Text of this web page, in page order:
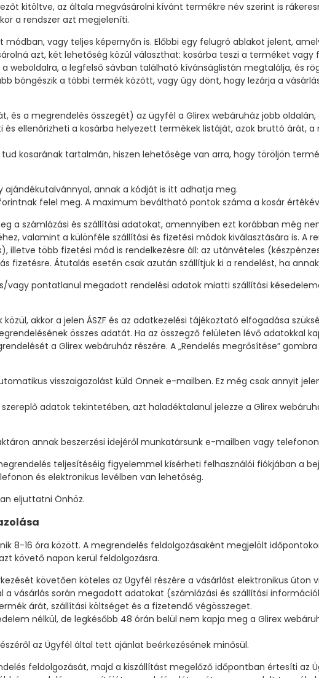
kitöltve, az általa megvásárolni kívánt termékre név szerint is
a rendszer azt megjeleníti.
vagy teljes képernyőn is. Előbbi egy felugró ablakot jelent,
azt, két lehetőség közül választhat: kosárba teszi a terméket vagy
weboldalra, a legfelső sávban található kívánságlistán megtalálja, és
böngészik a többi termék között, vagy úgy dönt, hogy lezárja a
a megrendelés összegét) az ügyfél a Glirex webáruház jobb
ellenőrizheti a kosárba helyezett termékek listáját, azok bruttó árát,
kosarának tartalmán, hiszen lehetősége van arra, hogy töröljön
annak a kódját is itt adhatja meg.
felel meg. A maximum beváltható pontok száma a kosár
a számlázási és szállítási adatokat, amennyiben ezt korábban még
valamint a különféle szállítási és fizetési módok kiválasztására is. A
illetve több fizetési mód is rendelkezésre áll: az utánvételes
fizetésre. Átutalás esetén csak azután szállítjuk ki a rendelést, ha
vagy pontatlanul megadott rendelési adatok miatti szállítási
akkor a jelen ÁSZF és az adatkezelési tájékoztató elfogadása
összes adatát. Ha az összegző felületen lévő adatokkal
a Glirex webáruház részére. A „Rendelés megrősítése”
visszaigazolást küld Önnek e-mailben. Ez még csak annyit
adatok tekintetében, azt haladéktalanul jelezze a Glirex
annak beszerzési idejéről munkatársunk e-mailben vagy
teljesítéséig figyelemmel kísérheti felhasználói fiókjában a
és elektronikus levélben van lehetőség.
eljuttatni Önhöz.
8-16 óra között. A megrendelés feldolgozásaként megjelölt
követő napon kerül feldolgozásra.
követően köteles az Ügyfél részére a vásárlást elektronikus úton
vásárlás során megadott adatokat (számlázási és szállítási
árát, szállítási költséget és a fizetendő végösszeget.
nélkül, de legkésőbb 48 órán belül nem kapja meg a Glirex
az Ügyfél által tett ajánlat beérkezésének minősül.
feldolgozását, majd a kiszállítást megelőző időpontban értesíti az